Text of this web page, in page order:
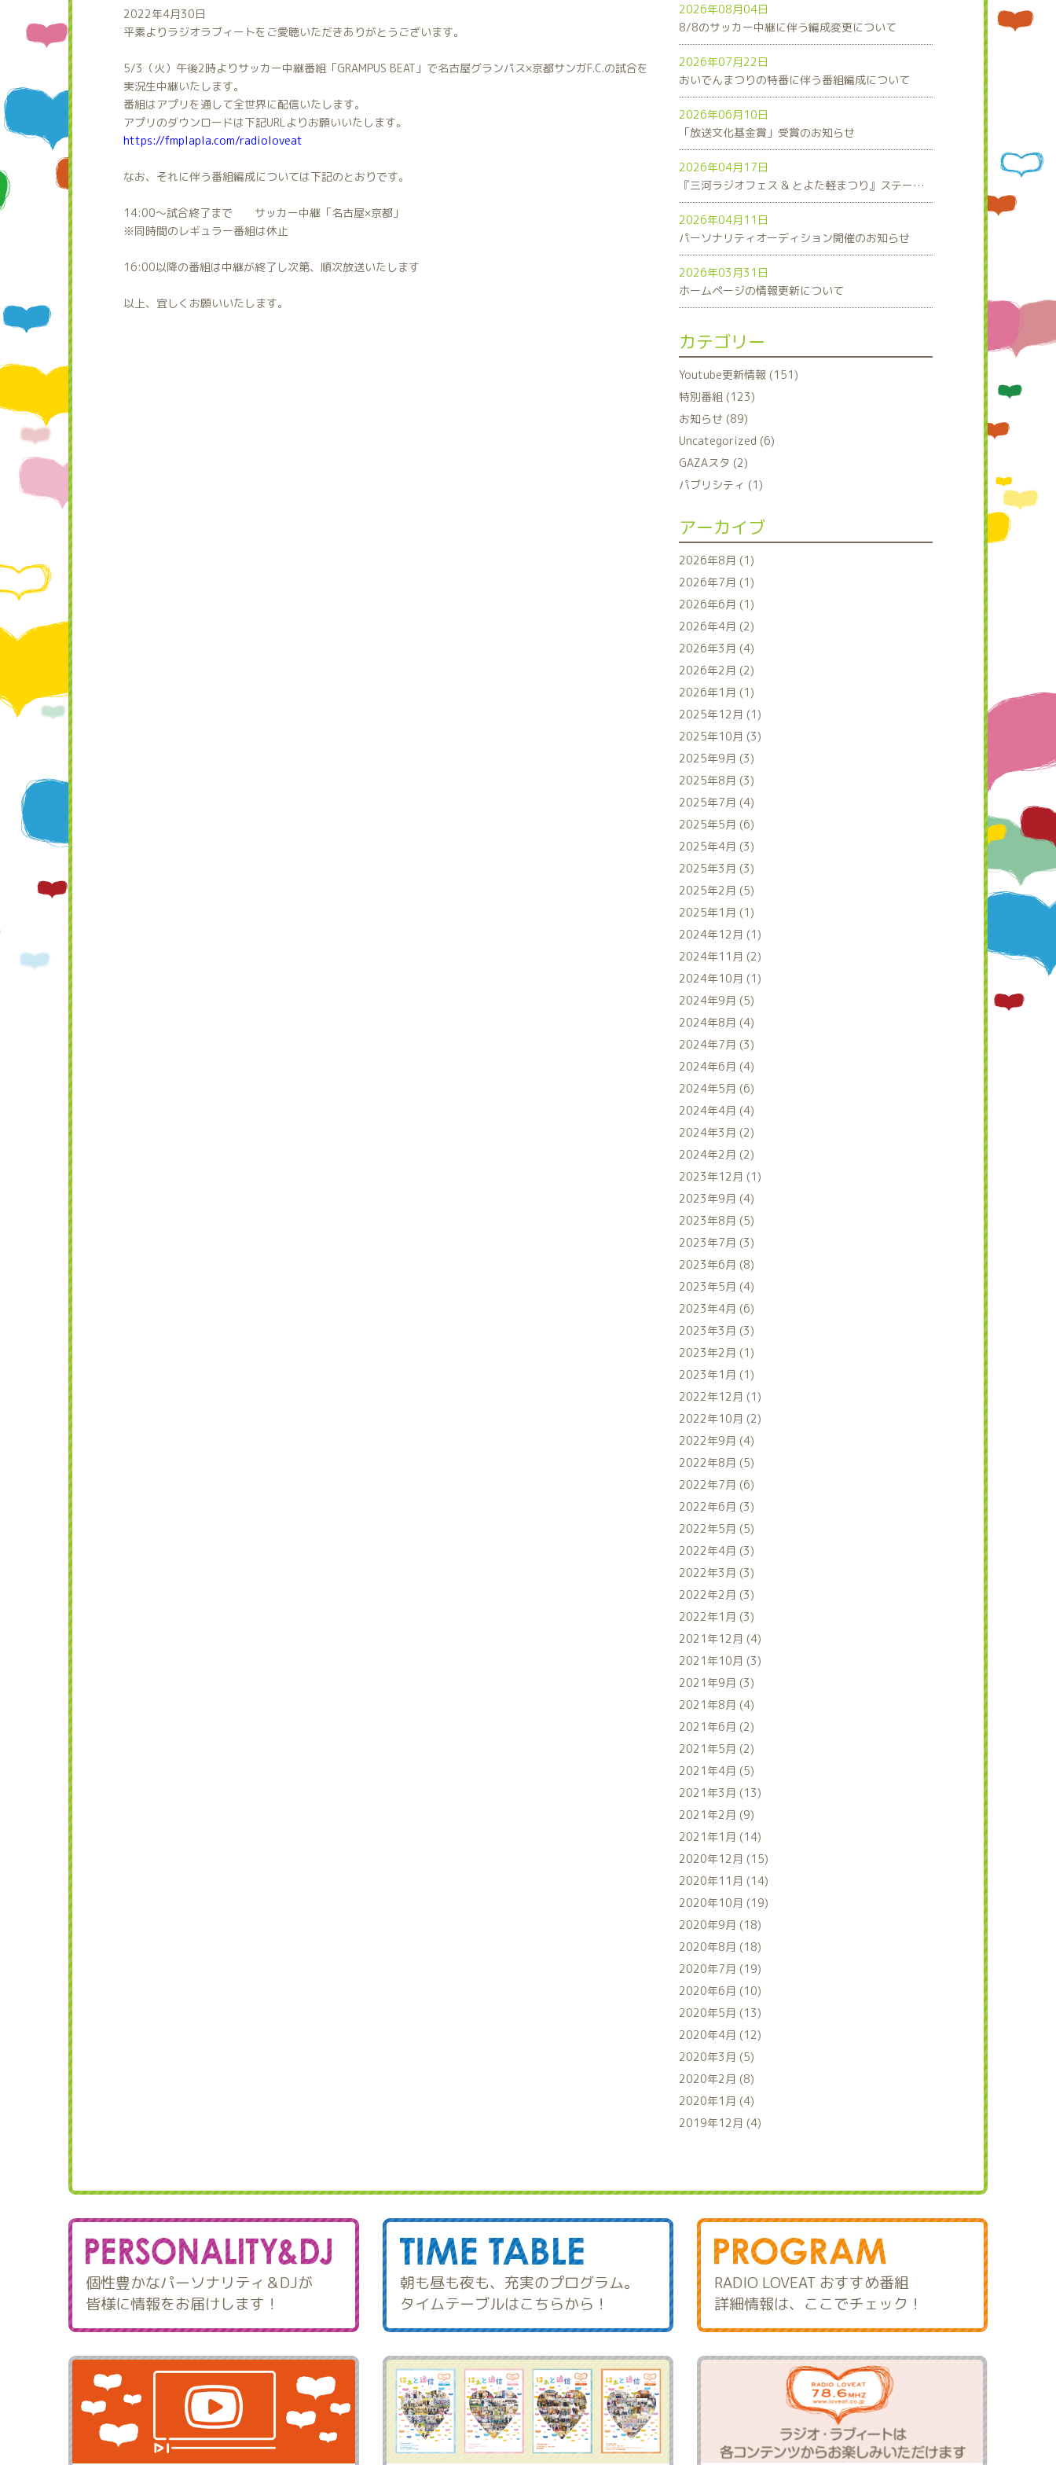
2022年4月30日
平素よりラジオラブィートをご愛聴いただきありがとうございます。
5/3（火）午後2時よりサッカー中継番組「GRAMPUS BEAT」で名古屋グランパス×京都サンガF.C.の試合を
実況生中継いたします。
番組はアプリを通して全世界に配信いたします。
アプリのダウンロードは下記URLよりお願いいたします。
https://fmplapla.com/radioloveat
なお、それに伴う番組編成については下記のとおりです。
14:00～試合終了まで サッカー中継「名古屋×京都」
※同時間のレギュラー番組は休止
16:00以降の番組は中継が終了し次第、順次放送いたします
以上、宜しくお願いいたします。
2026年08月04日
8/8のサッカー中継に伴う編成変更について
2026年07月22日
おいでんまつりの特番に伴う番組編成について
2026年06月10日
「放送文化基金賞」受賞のお知らせ
2026年04月17日
『三河ラジオフェス & とよた軽まつり』ステージスケジュール発表！
2026年04月11日
パーソナリティオーディション開催のお知らせ
2026年03月31日
ホームページの情報更新について
カテゴリー
Youtube更新情報 (151)
特別番組 (123)
お知らせ (89)
Uncategorized (6)
GAZAスタ (2)
パブリシティ (1)
アーカイブ
2026年8月 (1)
2026年7月 (1)
2026年6月 (1)
2026年4月 (2)
2026年3月 (4)
2026年2月 (2)
2026年1月 (1)
2025年12月 (1)
2025年10月 (3)
2025年9月 (3)
2025年8月 (3)
2025年7月 (4)
2025年5月 (6)
2025年4月 (3)
2025年3月 (3)
2025年2月 (5)
2025年1月 (1)
2024年12月 (1)
2024年11月 (2)
2024年10月 (1)
2024年9月 (5)
2024年8月 (4)
2024年7月 (3)
2024年6月 (4)
2024年5月 (6)
2024年4月 (4)
2024年3月 (2)
2024年2月 (2)
2023年12月 (1)
2023年9月 (4)
2023年8月 (5)
2023年7月 (3)
2023年6月 (8)
2023年5月 (4)
2023年4月 (6)
2023年3月 (3)
2023年2月 (1)
2023年1月 (1)
2022年12月 (1)
2022年10月 (2)
2022年9月 (4)
2022年8月 (5)
2022年7月 (6)
2022年6月 (3)
2022年5月 (5)
2022年4月 (3)
2022年3月 (3)
2022年2月 (3)
2022年1月 (3)
2021年12月 (4)
2021年10月 (3)
2021年9月 (3)
2021年8月 (4)
2021年6月 (2)
2021年5月 (2)
2021年4月 (5)
2021年3月 (13)
2021年2月 (9)
2021年1月 (14)
2020年12月 (15)
2020年11月 (14)
2020年10月 (19)
2020年9月 (18)
2020年8月 (18)
2020年7月 (19)
2020年6月 (10)
2020年5月 (13)
2020年4月 (12)
2020年3月 (5)
2020年2月 (8)
2020年1月 (4)
2019年12月 (4)
個性豊かなパーソナリティ＆DJが
皆様に情報をお届けします！
朝も昼も夜も、充実のプログラム。
タイムテーブルはこちらから！
RADIO LOVEAT おすすめ番組
詳細情報は、ここでチェック！